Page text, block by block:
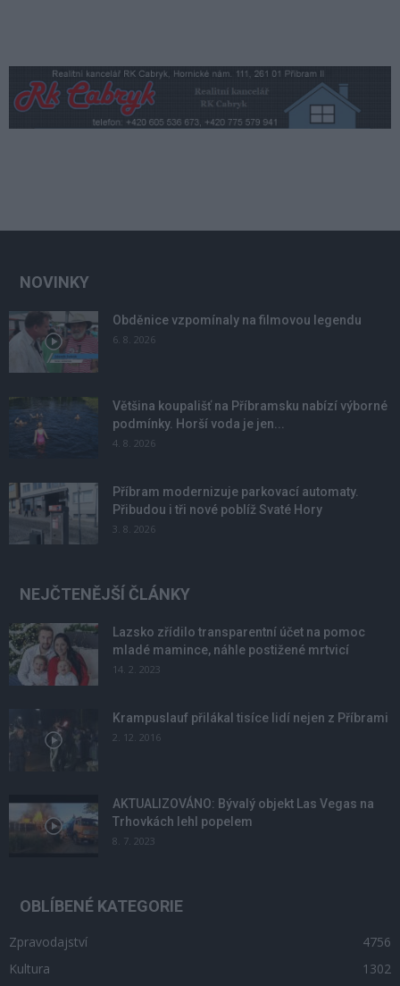
NOVINKY
Obděnice vzpomínaly na filmovou legendu
6. 8. 2026
Většina koupališť na Příbramsku nabízí výborné
podmínky. Horší voda je jen...
4. 8. 2026
Příbram modernizuje parkovací automaty.
Přibudou i tři nové poblíž Svaté Hory
3. 8. 2026
NEJČTENĚJŠÍ ČLÁNKY
Lazsko zřídilo transparentní účet na pomoc
mladé mamince, náhle postižené mrtvicí
14. 2. 2023
Krampuslauf přilákal tisíce lidí nejen z Příbrami
2. 12. 2016
AKTUALIZOVÁNO: Bývalý objekt Las Vegas na
Trhovkách lehl popelem
8. 7. 2023
OBLÍBENÉ KATEGORIE
Zpravodajství
4756
Kultura
1302